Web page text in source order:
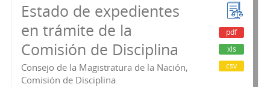
Estado de expedientes
en trámite de la
Comisión de Disciplina
Consejo de la Magistratura de la Nación,
Comisión de Disciplina
pdf
xls
csv